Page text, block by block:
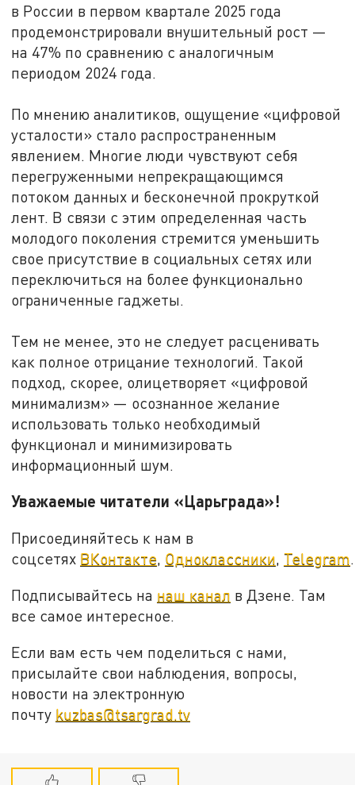
в России в первом квартале 2025 года
продемонстрировали внушительный рост —
на 47% по сравнению с аналогичным
периодом 2024 года.
По мнению аналитиков, ощущение «цифровой
усталости» стало распространенным
явлением. Многие люди чувствуют себя
перегруженными непрекращающимся
потоком данных и бесконечной прокруткой
лент. В связи с этим определенная часть
молодого поколения стремится уменьшить
свое присутствие в социальных сетях или
переключиться на более функционально
ограниченные гаджеты.
Тем не менее, это не следует расценивать
как полное отрицание технологий. Такой
подход, скорее, олицетворяет «цифровой
минимализм» — осознанное желание
использовать только необходимый
функционал и минимизировать
информационный шум.
Уважаемые читатели «Царьграда»!
Присоединяйтесь к нам в
соцсетях ВКонтакте, Одноклассники, Telegram.
Подписывайтесь на наш канал в Дзене. Там
все самое интересное.
Если вам есть чем поделиться с нами,
присылайте свои наблюдения, вопросы,
новости на электронную
почту kuzbas@tsargrad.tv